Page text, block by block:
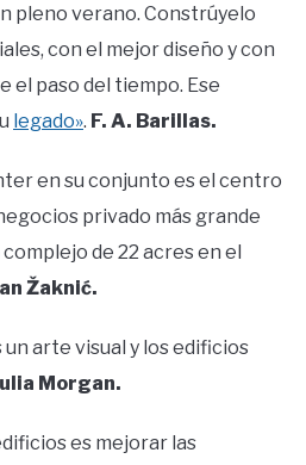
pleno verano. Constrúyelo
con el mejor diseño y con
el paso del tiempo. Ese
legado». F. A. Barillas.
en su conjunto es el centro
privado más grande
de 22 acres en el
Žaknić.
arte visual y los edificios
Morgan.
es mejorar las